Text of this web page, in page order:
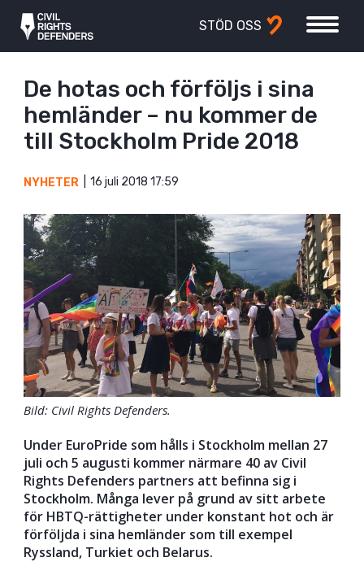
STÖD OSS
De hotas och förföljs i sina
hemländer – nu kommer de
till Stockholm Pride 2018
NYHETER 16 juli 2018 17:59
Bild: Civil Rights Defenders.
Under EuroPride som hålls i Stockholm mellan 27
juli och 5 augusti kommer närmare 40 av Civil
Rights Defenders partners att befinna sig i
Stockholm. Många lever på grund av sitt arbete
för HBTQ-rättigheter under konstant hot och är
förföljda i sina hemländer som till exempel
Ryssland, Turkiet och Belarus.